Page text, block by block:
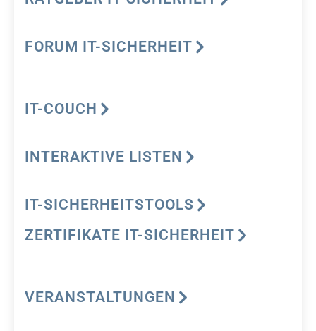
FORUM IT-SICHERHEIT
IT-COUCH
INTERAKTIVE LISTEN
IT-SICHERHEITSTOOLS
ZERTIFIKATE IT-SICHERHEIT
VERANSTALTUNGEN